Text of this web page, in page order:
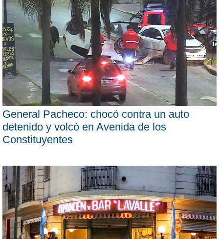
General Pacheco: chocó contra un auto
detenido y volcó en Avenida de los
Constituyentes